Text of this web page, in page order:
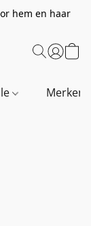
hem en haar
Merken